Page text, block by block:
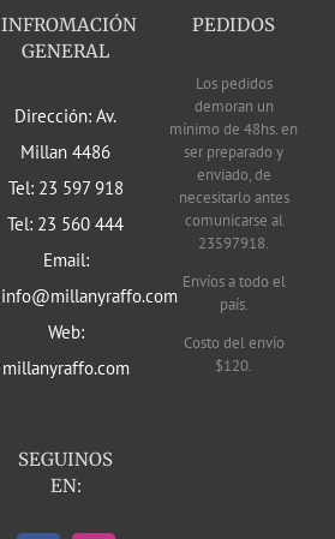
INFROMACIÓN
GENERAL
Dirección: Av.
Millan 4486
Tel: 23 597 918
Tel: 23 560 444
Email:
info@millanyraffo.com
Web:
millanyraffo.com
SEGUINOS
EN:
PEDIDOS
Los pedidos
demoran un
mínimo de 48hs. en
ser preparado y
enviado, de
necesitarlo antes
comunicarse al
23597918.
Envíos a todo el
país.
Costo del envío
$120.